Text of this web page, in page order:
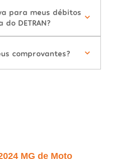
para meus débitos
DETRAN?
comprovantes?
MG de Moto